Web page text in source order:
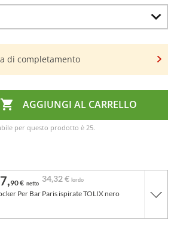
di completamento
 AGGIUNGI AL CARRELLO
per questo prodotto è 25.
90 € netto 34,32 € lordo
Per Bar Paris ispirate TOLIX nero